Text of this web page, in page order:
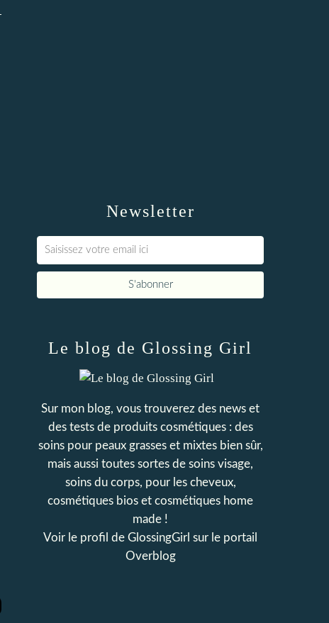
Newsletter
Le blog de Glossing Girl
Sur mon blog, vous trouverez des news et
des tests de produits cosmétiques : des
soins pour peaux grasses et mixtes bien sûr,
mais aussi toutes sortes de soins visage,
soins du corps, pour les cheveux,
cosmétiques bios et cosmétiques home
made !
Voir le profil de GlossingGirl sur le portail
Overblog